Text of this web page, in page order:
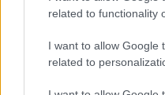
related to functionality
I want to allow Google
related to